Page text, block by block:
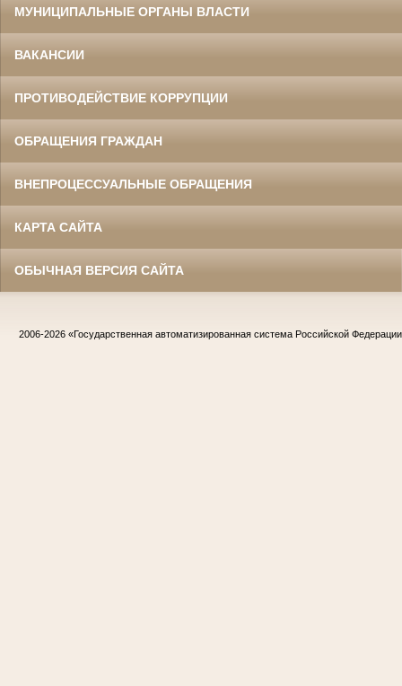
МУНИЦИПАЛЬНЫЕ ОРГАНЫ ВЛАСТИ
ВАКАНСИИ
ПРОТИВОДЕЙСТВИЕ КОРРУПЦИИ
ОБРАЩЕНИЯ ГРАЖДАН
ВНЕПРОЦЕССУАЛЬНЫЕ ОБРАЩЕНИЯ
КАРТА САЙТА
ОБЫЧНАЯ ВЕРСИЯ САЙТА
2006-2026 «Государственная автоматизированная система Российской